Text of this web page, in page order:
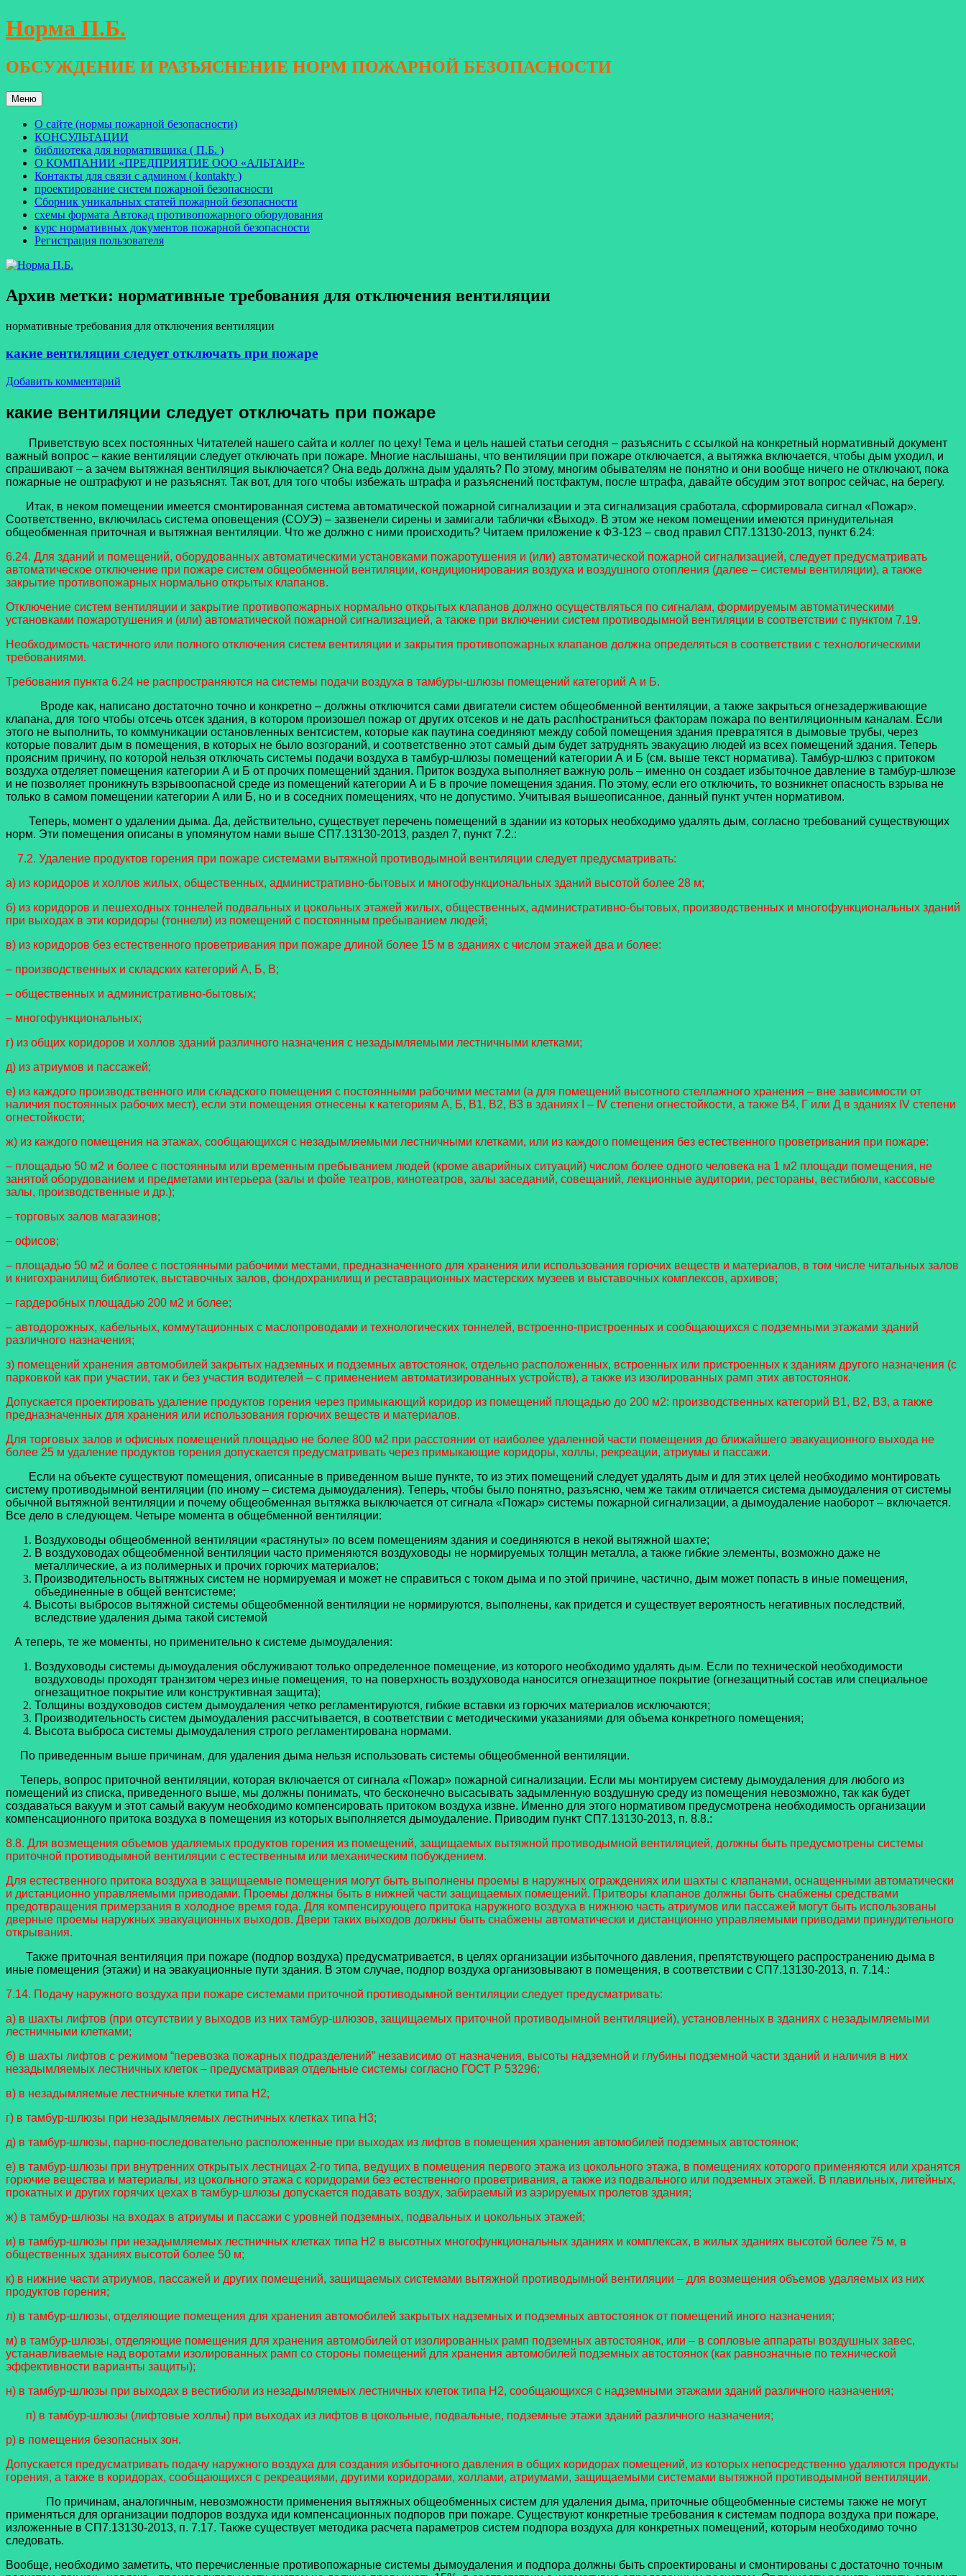
Перейти
к
Норма П.Б.
ОБСУЖДЕНИЕ И РАЗЪЯСНЕНИЕ НОРМ ПОЖАРНОЙ БЕЗОПАСНОСТИ
Меню
О сайте (нормы пожарной безопасности)
КОНСУЛЬТАЦИИ
библиотека для нормативщика ( П.Б. )
О КОМПАНИИ «ПРЕДПРИЯТИЕ ООО «АЛЬТАИР»
Контакты для связи с админом ( kontakty )
проектирование систем пожарной безопасности
Сборник уникальных статей пожарной безопасности
схемы формата Автокад противопожарного оборудования
курс нормативных документов пожарной безопасности
Регистрация пользователя
Архив метки: нормативные требования для отключения вентиляции
нормативные требования для отключения вентиляции
какие вентиляции следует отключать при пожаре
Добавить комментарий
какие вентиляции следует отключать при пожаре
Приветствую всех постоянных Читателей нашего сайта и коллег по цеху! Тема и цель нашей статьи сегодня – разъяснить с ссылкой на конкретный нормативный документ
важный вопрос – какие вентиляции следует отключать при пожаре. Многие наслышаны, что вентиляции при пожаре отключается, а вытяжка включается, чтобы дым уходил, и
спрашивают – а зачем вытяжная вентиляция выключается? Она ведь должна дым удалять? По этому, многим обывателям не понятно и они вообще ничего не отключают, пока
пожарные не оштрафуют и не разъяснят. Так вот, для того чтобы избежать штрафа и разъяснений постфактум, после штрафа, давайте обсудим этот вопрос сейчас, на берегу.
Итак, в неком помещении имеется смонтированная система автоматической пожарной сигнализации и эта сигнализация сработала, сформировала сигнал «Пожар».
Соответственно, включилась система оповещения (СОУЭ) – зазвенели сирены и замигали таблички «Выход». В этом же неком помещении имеются принудительная
общеобменная приточная и вытяжная вентиляции. Что же должно с ними происходить? Читаем приложение к ФЗ-123 – свод правил СП7.13130-2013, пункт 6.24:
6.24. Для зданий и помещений, оборудованных автоматическими установками пожаротушения и (или) автоматической пожарной сигнализацией, следует предусматривать
автоматическое отключение при пожаре систем общеобменной вентиляции, кондиционирования воздуха и воздушного отопления (далее – системы вентиляции), а также
закрытие противопожарных нормально открытых клапанов.
Отключение систем вентиляции и закрытие противопожарных нормально открытых клапанов должно осуществляться по сигналам, формируемым автоматическими
установками пожаротушения и (или) автоматической пожарной сигнализацией, а также при включении систем противодымной вентиляции в соответствии с пунктом 7.19.
Необходимость частичного или полного отключения систем вентиляции и закрытия противопожарных клапанов должна определяться в соответствии с технологическими
требованиями.
Требования пункта 6.24 не распространяются на системы подачи воздуха в тамбуры-шлюзы помещений категорий А и Б.
Вроде как, написано достаточно точно и конкретно – должны отключится сами двигатели систем общеобменной вентиляции, а также закрыться огнезадерживающие
клапана, для того чтобы отсечь отсек здания, в котором произошел пожар от других отсеков и не дать распhостраниться факторам пожара по вентиляционным каналам. Если
этого не выполнить, то коммуникации остановленных вентсистем, которые как паутина соединяют между собой помещения здания превратятся в дымовые трубы, через
которые повалит дым в помещения, в которых не было возгораний, и соответственно этот самый дым будет затруднять эвакуацию людей из всех помещений здания. Теперь
проясним причину, по которой нельзя отключать системы подачи воздуха в тамбур-шлюзы помещений категории А и Б (см. выше текст норматива). Тамбур-шлюз с притоком
воздуха отделяет помещения категории А и Б от прочих помещений здания. Приток воздуха выполняет важную роль – именно он создает избыточное давление в тамбур-шлюзе
и не позволяет проникнуть взрывоопасной среде из помещений категории А и Б в прочие помещения здания. По этому, если его отключить, то возникнет опасность взрыва не
только в самом помещении категории А или Б, но и в соседних помещениях, что не допустимо. Учитывая вышеописанное, данный пункт учтен нормативом.
Теперь, момент о удалении дыма. Да, действительно, существует перечень помещений в здании из которых необходимо удалять дым, согласно требований существующих
норм. Эти помещения описаны в упомянутом нами выше СП7.13130-2013, раздел 7, пункт 7.2.:
7.2. Удаление продуктов горения при пожаре системами вытяжной противодымной вентиляции следует предусматривать:
а) из коридоров и холлов жилых, общественных, административно-бытовых и многофункциональных зданий высотой более 28 м;
б) из коридоров и пешеходных тоннелей подвальных и цокольных этажей жилых, общественных, административно-бытовых, производственных и многофункциональных зданий
при выходах в эти коридоры (тоннели) из помещений с постоянным пребыванием людей;
в) из коридоров без естественного проветривания при пожаре длиной более 15 м в зданиях с числом этажей два и более:
– производственных и складских категорий А, Б, В;
– общественных и административно-бытовых;
– многофункциональных;
г) из общих коридоров и холлов зданий различного назначения с незадымляемыми лестничными клетками;
д) из атриумов и пассажей;
е) из каждого производственного или складского помещения с постоянными рабочими местами (а для помещений высотного стеллажного хранения – вне зависимости от
наличия постоянных рабочих мест), если эти помещения отнесены к категориям А, Б, В1, В2, В3 в зданиях I – IV степени огнестойкости, а также В4, Г или Д в зданиях IV степени
огнестойкости;
ж) из каждого помещения на этажах, сообщающихся с незадымляемыми лестничными клетками, или из каждого помещения без естественного проветривания при пожаре:
– площадью 50 м2 и более с постоянным или временным пребыванием людей (кроме аварийных ситуаций) числом более одного человека на 1 м2 площади помещения, не
занятой оборудованием и предметами интерьера (залы и фойе театров, кинотеатров, залы заседаний, совещаний, лекционные аудитории, рестораны, вестибюли, кассовые
залы, производственные и др.);
– торговых залов магазинов;
– офисов;
– площадью 50 м2 и более с постоянными рабочими местами, предназначенного для хранения или использования горючих веществ и материалов, в том числе читальных залов
и книгохранилищ библиотек, выставочных залов, фондохранилищ и реставрационных мастерских музеев и выставочных комплексов, архивов;
– гардеробных площадью 200 м2 и более;
– автодорожных, кабельных, коммутационных с маслопроводами и технологических тоннелей, встроенно-пристроенных и сообщающихся с подземными этажами зданий
различного назначения;
з) помещений хранения автомобилей закрытых надземных и подземных автостоянок, отдельно расположенных, встроенных или пристроенных к зданиям другого назначения (с
парковкой как при участии, так и без участия водителей – с применением автоматизированных устройств), а также из изолированных рамп этих автостоянок.
Допускается проектировать удаление продуктов горения через примыкающий коридор из помещений площадью до 200 м2: производственных категорий В1, В2, В3, а также
предназначенных для хранения или использования горючих веществ и материалов.
Для торговых залов и офисных помещений площадью не более 800 м2 при расстоянии от наиболее удаленной части помещения до ближайшего эвакуационного выхода не
более 25 м удаление продуктов горения допускается предусматривать через примыкающие коридоры, холлы, рекреации, атриумы и пассажи.
Если на объекте существуют помещения, описанные в приведенном выше пункте, то из этих помещений следует удалять дым и для этих целей необходимо монтировать
систему противодымной вентиляции (по иному – система дымоудаления). Теперь, чтобы было понятно, разъясню, чем же таким отличается система дымоудаления от системы
обычной вытяжной вентиляции и почему общеобменная вытяжка выключается от сигнала «Пожар» системы пожарной сигнализации, а дымоудаление наоборот – включается.
Все дело в следующем. Четыре момента в общебменной вентиляции:
Воздуховоды общеобменной вентиляции «растянуты» по всем помещениям здания и соединяются в некой вытяжной шахте;
В воздуховодах общеобменной вентиляции часто применяются воздуховоды не нормируемых толщин металла, а также гибкие элементы, возможно даже не
металлические, а из полимерных и прочих горючих материалов;
Производительность вытяжных систем не нормируемая и может не справиться с током дыма и по этой причине, частично, дым может попасть в иные помещения,
объединенные в общей вентсистеме;
Высоты выбросов вытяжной системы общеобменной вентиляции не нормируются, выполнены, как придется и существует вероятность негативных последствий,
вследствие удаления дыма такой системой
А теперь, те же моменты, но применительно к системе дымоудаления:
Воздуховоды системы дымоудаления обслуживают только определенное помещение, из которого необходимо удалять дым. Если по технической необходимости
воздуховоды проходят транзитом через иные помещения, то на поверхность воздуховода наносится огнезащитное покрытие (огнезащитный состав или специальное
огнезащитное покрытие или конструктивная защита);
Толщины воздуховодов систем дымоудаления четко регламентируются, гибкие вставки из горючих материалов исключаются;
Производительность систем дымоудаления рассчитывается, в соответствии с методическими указаниями для объема конкретного помещения;
Высота выброса системы дымоудаления строго регламентирована нормами.
По приведенным выше причинам, для удаления дыма нельзя использовать системы общеобменной вентиляции.
Теперь, вопрос приточной вентиляции, которая включается от сигнала «Пожар» пожарной сигнализации. Если мы монтируем систему дымоудаления для любого из
помещений из списка, приведенного выше, мы должны понимать, что бесконечно высасывать задымленную воздушную среду из помещения невозможно, так как будет
создаваться вакуум и этот самый вакуум необходимо компенсировать притоком воздуха извне. Именно для этого нормативом предусмотрена необходимость организации
компенсационного притока воздуха в помещения из которых выполняется дымоудаление. Приводим пункт СП7.13130-2013, п. 8.8.:
8.8. Для возмещения объемов удаляемых продуктов горения из помещений, защищаемых вытяжной противодымной вентиляцией, должны быть предусмотрены системы
приточной противодымной вентиляции с естественным или механическим побуждением.
Для естественного притока воздуха в защищаемые помещения могут быть выполнены проемы в наружных ограждениях или шахты с клапанами, оснащенными автоматически
и дистанционно управляемыми приводами. Проемы должны быть в нижней части защищаемых помещений. Притворы клапанов должны быть снабжены средствами
предотвращения примерзания в холодное время года. Для компенсирующего притока наружного воздуха в нижнюю часть атриумов или пассажей могут быть использованы
дверные проемы наружных эвакуационных выходов. Двери таких выходов должны быть снабжены автоматически и дистанционно управляемыми приводами принудительного
открывания.
Также приточная вентиляция при пожаре (подпор воздуха) предусматривается, в целях организации избыточного давления, препятствующего распространению дыма в
иные помещения (этажи) и на эвакуационные пути здания. В этом случае, подпор воздуха организовывают в помещения, в соответствии с СП7.13130-2013, п. 7.14.:
7.14. Подачу наружного воздуха при пожаре системами приточной противодымной вентиляции следует предусматривать:
а) в шахты лифтов (при отсутствии у выходов из них тамбур-шлюзов, защищаемых приточной противодымной вентиляцией), установленных в зданиях с незадымляемыми
лестничными клетками;
б) в шахты лифтов с режимом “перевозка пожарных подразделений” независимо от назначения, высоты надземной и глубины подземной части зданий и наличия в них
незадымляемых лестничных клеток – предусматривая отдельные системы согласно ГОСТ Р 53296;
в) в незадымляемые лестничные клетки типа Н2;
г) в тамбур-шлюзы при незадымляемых лестничных клетках типа Н3;
д) в тамбур-шлюзы, парно-последовательно расположенные при выходах из лифтов в помещения хранения автомобилей подземных автостоянок;
е) в тамбур-шлюзы при внутренних открытых лестницах 2-го типа, ведущих в помещения первого этажа из цокольного этажа, в помещениях которого применяются или хранятся
горючие вещества и материалы, из цокольного этажа с коридорами без естественного проветривания, а также из подвального или подземных этажей. В плавильных, литейных,
прокатных и других горячих цехах в тамбур-шлюзы допускается подавать воздух, забираемый из аэрируемых пролетов здания;
ж) в тамбур-шлюзы на входах в атриумы и пассажи с уровней подземных, подвальных и цокольных этажей;
и) в тамбур-шлюзы при незадымляемых лестничных клетках типа Н2 в высотных многофункциональных зданиях и комплексах, в жилых зданиях высотой более 75 м, в
общественных зданиях высотой более 50 м;
к) в нижние части атриумов, пассажей и других помещений, защищаемых системами вытяжной противодымной вентиляции – для возмещения объемов удаляемых из них
продуктов горения;
л) в тамбур-шлюзы, отделяющие помещения для хранения автомобилей закрытых надземных и подземных автостоянок от помещений иного назначения;
м) в тамбур-шлюзы, отделяющие помещения для хранения автомобилей от изолированных рамп подземных автостоянок, или – в сопловые аппараты воздушных завес,
устанавливаемые над воротами изолированных рамп со стороны помещений для хранения автомобилей подземных автостоянок (как равнозначные по технической
эффективности варианты защиты);
н) в тамбур-шлюзы при выходах в вестибюли из незадымляемых лестничных клеток типа Н2, сообщающихся с надземными этажами зданий различного назначения;
п) в тамбур-шлюзы (лифтовые холлы) при выходах из лифтов в цокольные, подвальные, подземные этажи зданий различного назначения;
р) в помещения безопасных зон.
Допускается предусматривать подачу наружного воздуха для создания избыточного давления в общих коридорах помещений, из которых непосредственно удаляются продукты
горения, а также в коридорах, сообщающихся с рекреациями, другими коридорами, холлами, атриумами, защищаемыми системами вытяжной противодымной вентиляции.
По причинам, аналогичным, невозможности применения вытяжных общеобменных систем для удаления дыма, приточные общеобменные системы также не могут
применяться для организации подпоров воздуха иди компенсационных подпоров при пожаре. Существуют конкретные требования к системам подпора воздуха при пожаре,
изложенные в СП7.13130-2013, п. 7.17. Также существует методика расчета параметров систем подпора воздуха для конкретных помещений, которым необходимо точно
следовать.
Вообще, необходимо заметить, что перечисленные противопожарные системы дымоудаления и подпора должны быть спроектированы и смонтированы с достаточно точным